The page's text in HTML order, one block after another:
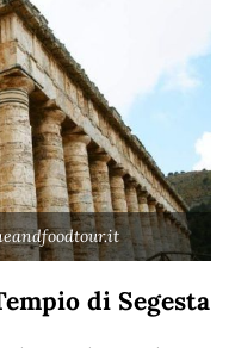
di Segesta